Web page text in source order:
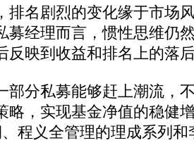
排名剧烈的变化缘于市场
募经理而言，惯性思维仍
反映到收益和排名上的落
分私募能够赶上潮流，
略，实现基金净值的稳健
程义全管理的理成系列